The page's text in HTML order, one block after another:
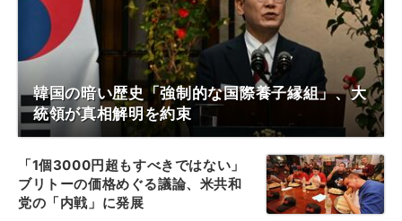
韓国の暗い歴史「強制的な国際養子縁組」、大
統領が真相解明を約束
「1個3000円超もすべきではない」
ブリトーの価格めぐる議論、米共和
党の「内戦」に発展